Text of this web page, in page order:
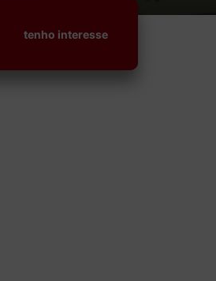
tenho interesse